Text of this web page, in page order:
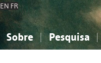
EN FR
Sobre Pesquisa